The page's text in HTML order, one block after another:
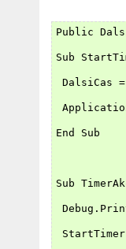
Public
Sub
DalsiCas
End Sub
Sub